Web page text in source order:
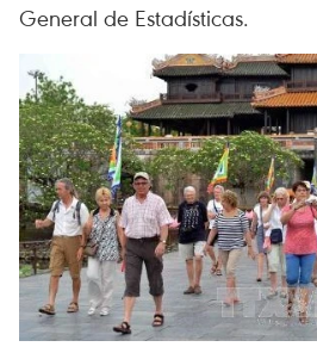
General de Estadísticas.